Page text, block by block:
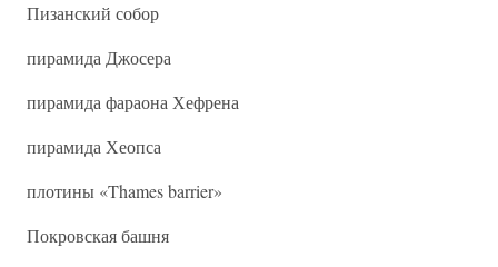
Пизанский собор
пирамида Джосера
пирамида фараона Хефрена
пирамида Хеопса
плотины «Thames barrier»
Покровская башня